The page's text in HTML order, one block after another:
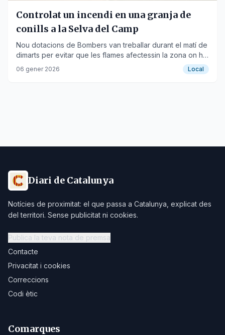
Controlat un incendi en una granja de
conills a la Selva del Camp
Nou dotacions de Bombers van treballar durant el matí de
dimarts per evitar que les flames afectessin la zona on hi
havia 10.000 animals.
06 gener 2026 Local
Diari de Catalunya
Notícies de proximitat: el que passa a Catalunya, explicat des
del territori. Sense publicitat ni cookies.
Publica la teva nota de premsa
Contacte
Privacitat i cookies
Correccions
Codi ètic
Comarques